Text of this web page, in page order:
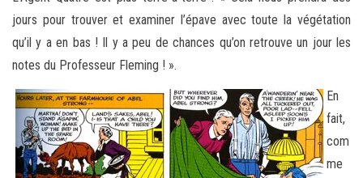
jours pour trouver et examiner l’épave avec toute la végétation
qu’il y a en bas ! Il y a peu de chances qu’on retrouve un jour les
notes du Professeur Fleming ! ».
En
fait,
com
me